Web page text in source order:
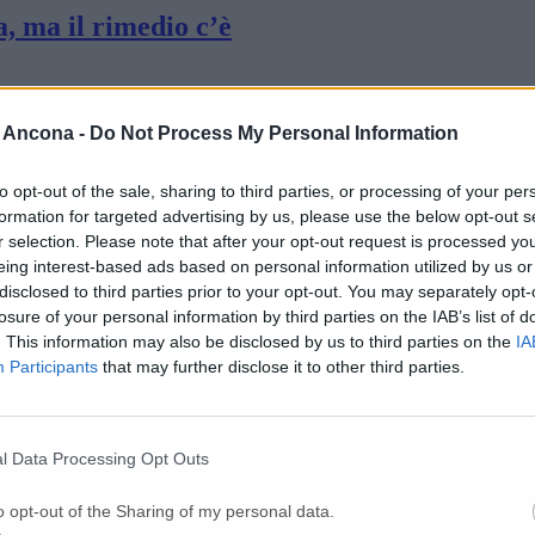
- Do Not Process My Personal Information
opt-out of the sale, sharing to third parties, or processing of your
for targeted advertising by us, please use the below opt-out
selection. Please note that after your opt-out request is processed
interest-based ads based on personal information utilized by us
to third parties prior to your opt-out. You may separately
of your personal information by third parties on the IAB’s list of
This information may also be disclosed by us to third parties on the
Participants that may further disclose it to other third parties.
Data Processing Opt Outs
opt-out of the Sharing of my personal data.
ma il rimedio c’è
i ricoveri, invariato il tasso dei
quattro ricoveri in intensiva: si
ricoveri in più nelle Marche
vaccinale